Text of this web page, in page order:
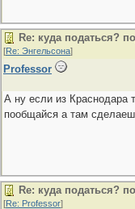
Re: куда податься?
[Re: Энгельсона]
Professor
А ну если из Краснодара
пообщайся а там
Re: куда податься?
[Re: Professor]